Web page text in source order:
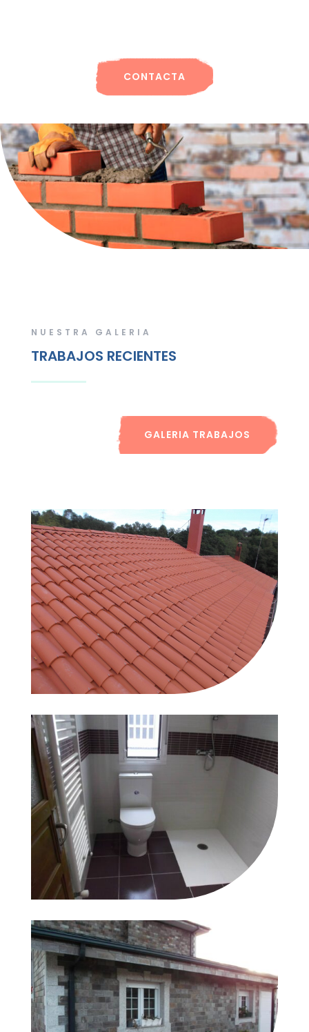
CONTACTA
NUESTRA GALERIA
TRABAJOS RECIENTES
GALERIA TRABAJOS